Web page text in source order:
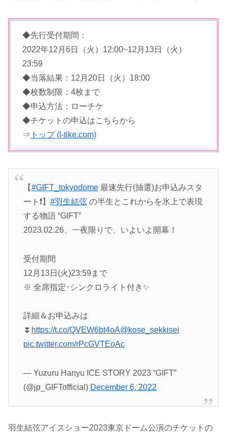
◆先行受付期間：
2022年12月6日（火）12:00~12月13日（火）
23:59
◆当落結果：12月20日（火）18:00
◆枚数制限：4枚まで
◆申込方法：ローチケ
◆チケットの申込はこちらから
⇒ トップ (l-tike.com)
【#GIFT_tokyodome最速先行(抽選)お申込みスタ
ート❗️】 #羽生結弦の半生とこれからを氷上で表現
する物語 “GIFT”
2023.02.26、一夜限りで、いよいよ開幕！
受付期間
12月13日(火)23:59まで
※ 全席指定･シンクロライト付き✨
詳細＆お申込みは
⏬ https://t.co/QVEW6bt4oA@kose_sekkisei
pic.twitter.com/rPcGVTEoAc
— Yuzuru Hanyu ICE STORY 2023 “GIFT”
(@jp_GIFTofficial) December 6, 2022
羽生結弦アイスショー2023東京ドーム公演のチケットの